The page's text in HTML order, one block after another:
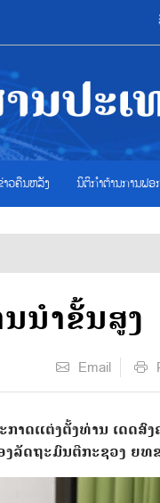
າວຄືນຫລັງ ນິຕິກຳຕ້ານການຟອ
ນຳຂັ້ນສູງ
Email
າດແຕ່ງຕັ້ງທ່ານ ເດດສົງ
ງລັດຖະມົນຕີກະຊວງ ຍທຂ